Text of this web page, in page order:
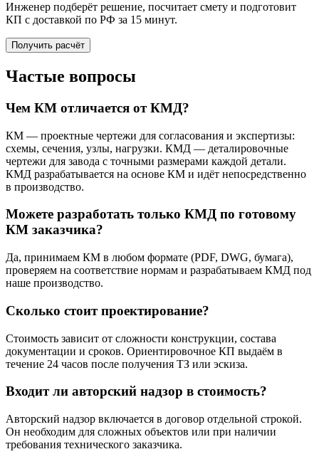
Инженер подберёт решение, посчитает смету и подготовит
КП с доставкой по РФ за 15 минут.
Получить расчёт
Частые вопросы
Чем КМ отличается от КМД?
КМ — проектные чертежи для согласования и экспертизы:
схемы, сечения, узлы, нагрузки. КМД — деталировочные
чертежи для завода с точными размерами каждой детали.
КМД разрабатывается на основе КМ и идёт непосредственно
в производство.
Можете разработать только КМД по готовому
КМ заказчика?
Да, принимаем КМ в любом формате (PDF, DWG, бумага),
проверяем на соответствие нормам и разрабатываем КМД под
наше производство.
Сколько стоит проектирование?
Стоимость зависит от сложности конструкции, состава
документации и сроков. Ориентировочное КП выдаём в
течение 24 часов после получения ТЗ или эскиза.
Входит ли авторский надзор в стоимость?
Авторский надзор включается в договор отдельной строкой.
Он необходим для сложных объектов или при наличии
требования технического заказчика.